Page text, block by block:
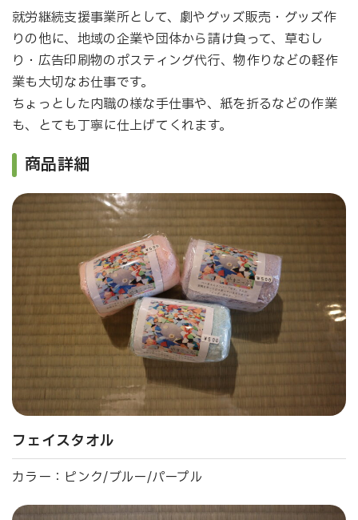
就労継続支援事業所として、劇やグッズ販売・グッズ作
りの他に、地域の企業や団体から請け負って、草むし
り・広告印刷物のポスティング代行、物作りなどの軽作
業も大切なお仕事です。
ちょっとした内職の様な手仕事や、紙を折るなどの作業
も、とても丁寧に仕上げてくれます。
商品詳細
フェイスタオル
カラー：ピンク/ブルー/パープル